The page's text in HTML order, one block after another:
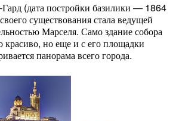
(дата постройки базилики — 1864
существования стала ведущей
Марселя. Само здание собора
красиво, но еще и с его площадки
панорама всего города.